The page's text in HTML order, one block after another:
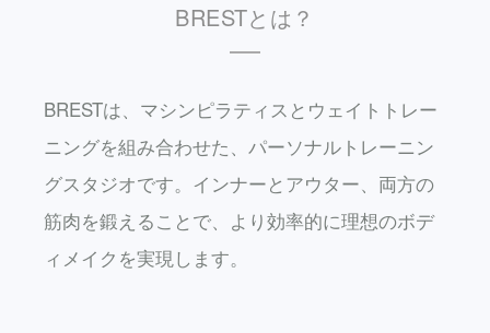
BRESTとは？
BRESTは、マシンピラティスとウェイトトレー
ニングを組み合わせた、パーソナルトレーニン
グスタジオです。インナーとアウター、両方の
筋肉を鍛えることで、より効率的に理想のボデ
ィメイクを実現します。